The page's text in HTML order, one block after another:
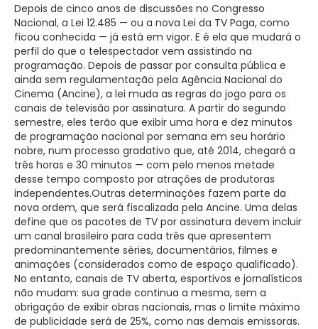
Depois de cinco anos de discussões no Congresso
Nacional, a Lei 12.485 — ou a nova Lei da TV Paga, como
ficou conhecida — já está em vigor. E é ela que mudará o
perfil do que o telespectador vem assistindo na
programação. Depois de passar por consulta pública e
ainda sem regulamentação pela Agência Nacional do
Cinema (Ancine), a lei muda as regras do jogo para os
canais de televisão por assinatura. A partir do segundo
semestre, eles terão que exibir uma hora e dez minutos
de programação nacional por semana em seu horário
nobre, num processo gradativo que, até 2014, chegará a
três horas e 30 minutos — com pelo menos metade
desse tempo composto por atrações de produtoras
independentes.Outras determinações fazem parte da
nova ordem, que será fiscalizada pela Ancine. Uma delas
define que os pacotes de TV por assinatura devem incluir
um canal brasileiro para cada três que apresentem
predominantemente séries, documentários, filmes e
animações (considerados como de espaço qualificado).
No entanto, canais de TV aberta, esportivos e jornalísticos
não mudam: sua grade continua a mesma, sem a
obrigação de exibir obras nacionais, mas o limite máximo
de publicidade será de 25%, como nas demais emissoras.